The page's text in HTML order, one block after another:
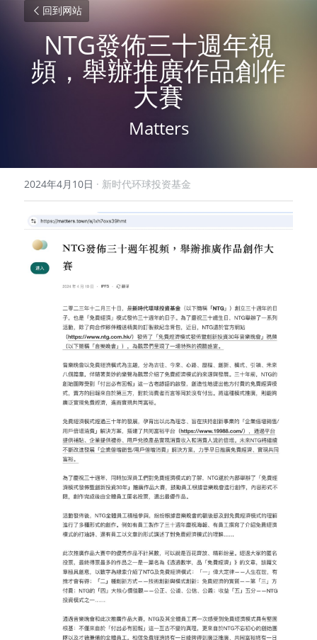
回到网站
NTG發佈三十週年視
頻，舉辦推廣作品創作
大賽
Matters
2024年4月10日 · 新时代环球投资基金